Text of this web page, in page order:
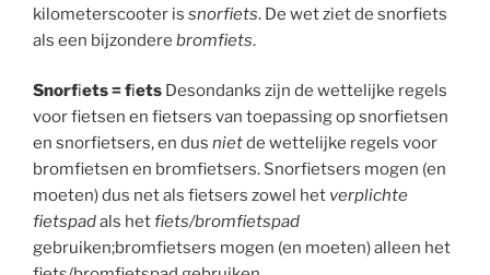
kilometerscooter is snorfiets. De wet ziet de snorfiets
als een bijzondere bromfiets.
Snorfiets = fiets Desondanks zijn de wettelijke regels
voor fietsen en fietsers van toepassing op snorfietsen
en snorfietsers, en dus nietde wettelijke regels voor
bromfietsen en bromfietsers. Snorfietsers mogen (en
moeten) dus net als fietsers zowel het verplichte
fietspadals hetfiets/bromfietspad
gebruiken;bromfietsers mogen (en moeten) alleen het